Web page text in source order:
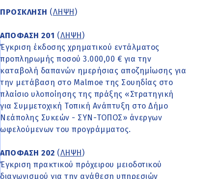
ΠΡΟΣΚΛΗΣΗ (ΛΗΨΗ )
ΑΠΟΦΑΣΗ 201 (ΛΗΨΗ )
Έγκριση έκδοσης χρηματικού εντάλματος
προπληρωμής ποσού 3.000,00 € για την
καταβολή δαπανών ημερήσιας αποζημίωσης για
την μετάβαση στο Malmoe της Σουηδίας στο
πλαίσιο υλοποίησης της πράξης «Στρατηγική
για Συμμετοχική Τοπική Ανάπτυξη στο Δήμο
Νεάπολης Συκεών - ΣΥΝ-ΤΟΠΟΣ» άνεργων
ωφελούμενων του προγράμματος.
ΑΠΟΦΑΣΗ 202 (ΛΗΨΗ )
Έγκριση πρακτικού πρόχειρου μειοδοτικού
διαγωνισμού για την ανάθεση υπηρεσιών